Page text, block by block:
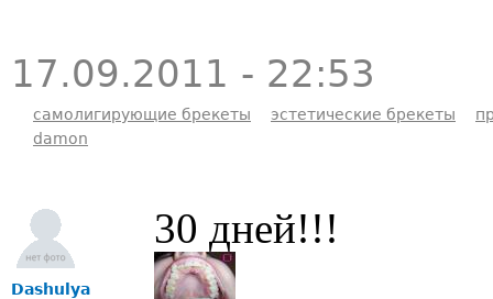
17.09.2011 - 22:53
самолигирующие брекеты эстетические брекеты
damon
Dashulya
30 дней!!!